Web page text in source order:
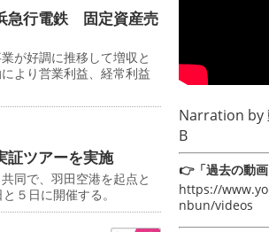
急行電鉄 固定資産売
が好調に推移して増収と
より営業利益、経常利益
ツアーを実施
同で、羽田空港を起点と
５日に開催する。
Narration by
B
👉「過去の動画
https://
nbun/videos